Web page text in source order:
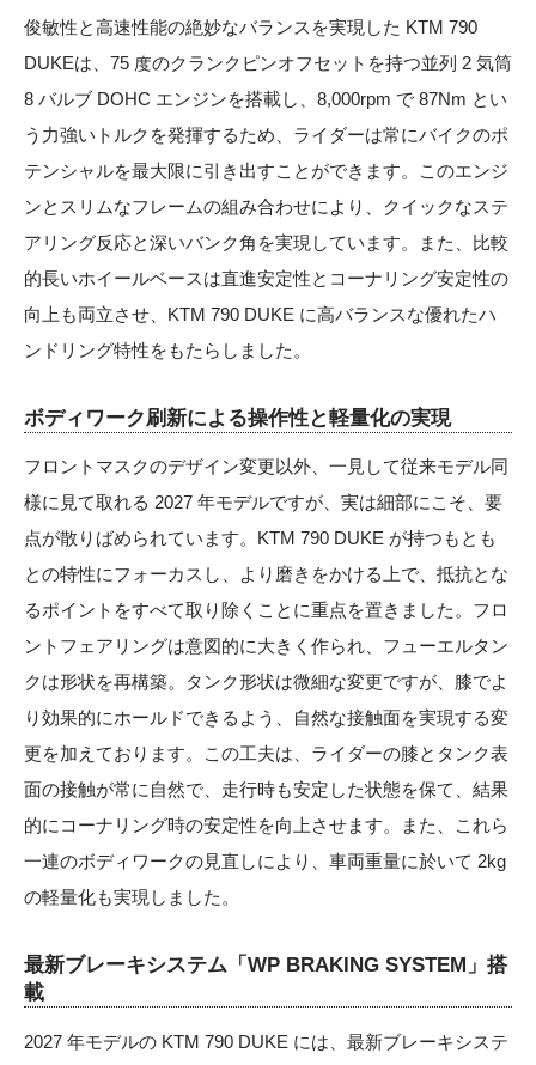
俊敏性と高速性能の絶妙なバランスを実現した KTM 790
DUKEは、75 度のクランクピンオフセットを持つ並列 2 気筒
8 バルブ DOHC エンジンを搭載し、8,000rpm で 87Nm とい
う力強いトルクを発揮するため、ライダーは常にバイクのポ
テンシャルを最大限に引き出すことができます。このエンジ
ンとスリムなフレームの組み合わせにより、クイックなステ
アリング反応と深いバンク角を実現しています。また、比較
的⻑いホイールベースは直進安定性とコーナリング安定性の
向上も両立させ、KTM 790 DUKE に高バランスな優れたハ
ンドリング特性をもたらしました。
ボディワーク刷新による操作性と軽量化の実現
フロントマスクのデザイン変更以外、一見して従来モデル同
様に見て取れる 2027 年モデルですが、実は細部にこそ、要
点が散りばめられています。KTM 790 DUKE が持つもとも
との特性にフォーカスし、より磨きをかける上で、抵抗とな
るポイントをすべて取り除くことに重点を置きました。フロ
ントフェアリングは意図的に大きく作られ、フューエルタン
クは形状を再構築。タンク形状は微細な変更ですが、膝でよ
り効果的にホールドできるよう、自然な接触面を実現する変
更を加えております。この工夫は、ライダーの膝とタンク表
面の接触が常に自然で、走行時も安定した状態を保て、結果
的にコーナリング時の安定性を向上させます。また、これら
一連のボディワークの見直しにより、車両重量に於いて 2kg
の軽量化も実現しました。
最新ブレーキシステム「WP BRAKING SYSTEM」搭
載
2027 年モデルの KTM 790 DUKE には、最新ブレーキシステ